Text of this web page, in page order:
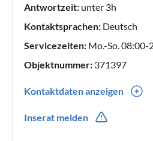
Antwortzeit: unter 3h
Kontaktsprachen: Deutsch
Servicezeiten: Mo.-So. 08:00-
Objektnummer: 371397
Kontaktdaten anzeigen
Inserat melden